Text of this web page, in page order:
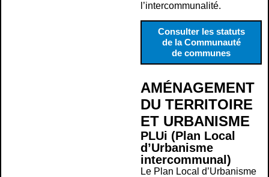
l’intercommunalité.
Consulter les statuts
de la Communauté
de communes
AMÉNAGEMENT
DU TERRITOIRE
ET URBANISME
PLUi (Plan Local
d’Urbanisme
intercommunal)
Le Plan Local d’Urbanisme